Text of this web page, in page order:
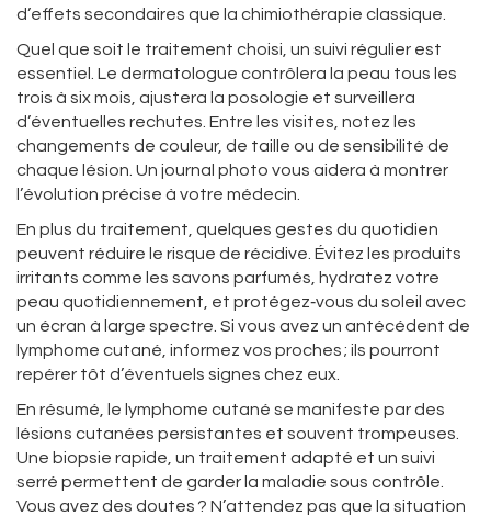
d’effets secondaires que la chimiothérapie classique.
Quel que soit le traitement choisi, un suivi régulier est
essentiel. Le dermatologue contrôlera la peau tous les
trois à six mois, ajustera la posologie et surveillera
d’éventuelles rechutes. Entre les visites, notez les
changements de couleur, de taille ou de sensibilité de
chaque lésion. Un journal photo vous aidera à montrer
l’évolution précise à votre médecin.
En plus du traitement, quelques gestes du quotidien
peuvent réduire le risque de récidive. Évitez les produits
irritants comme les savons parfumés, hydratez votre
peau quotidiennement, et protégez‑vous du soleil avec
un écran à large spectre. Si vous avez un antécédent de
lymphome cutané, informez vos proches ; ils pourront
repérer tôt d’éventuels signes chez eux.
En résumé, le lymphome cutané se manifeste par des
lésions cutanées persistantes et souvent trompeuses.
Une biopsie rapide, un traitement adapté et un suivi
serré permettent de garder la maladie sous contrôle.
Vous avez des doutes ? N’attendez pas que la situation